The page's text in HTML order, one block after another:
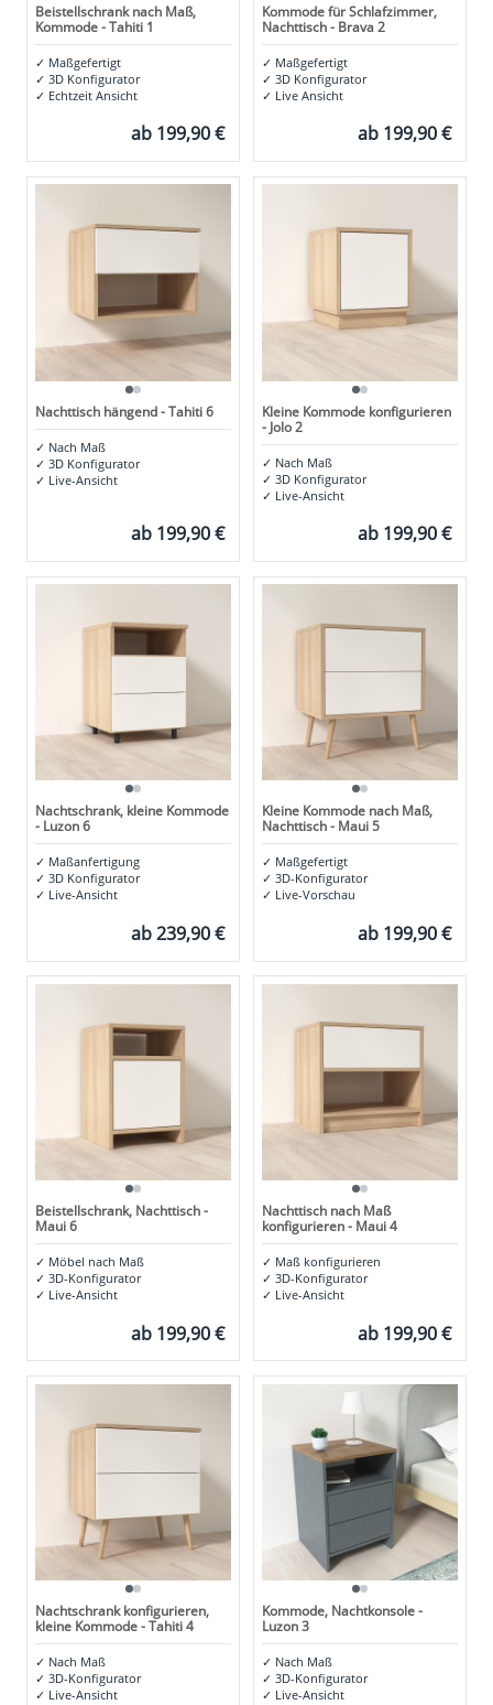
Beistellschrank nach Maß,
Kommode - Tahiti 1
✓ Maßgefertigt
✓ 3D Konfigurator
✓ Echtzeit Ansicht
ab 199,90 €
Kommode für Schlafzimmer,
Nachttisch - Brava 2
✓ Maßgefertigt
✓ 3D Konfigurator
✓ Live Ansicht
ab 199,90 €
Nachttisch hängend - Tahiti 6
✓ Nach Maß
✓ 3D Konfigurator
✓ Live-Ansicht
ab 199,90 €
Kleine Kommode konfigurieren
- Jolo 2
✓ Nach Maß
✓ 3D Konfigurator
✓ Live-Ansicht
ab 199,90 €
Nachtschrank, kleine Kommode
- Luzon 6
✓ Maßanfertigung
✓ 3D Konfigurator
✓ Live-Ansicht
ab239,90 €
Kleine Kommode nach Maß,
Nachttisch - Maui 5
✓ Maßgefertigt
✓ 3D-Konfigurator
✓ Live-Vorschau
ab 199,90 €
Beistellschrank, Nachttisch -
Maui 6
✓ Möbel nach Maß
✓ 3D-Konfigurator
✓ Live-Ansicht
ab 199,90 €
Nachttisch nach Maß
konfigurieren - Maui 4
✓ Maß konfigurieren
✓ 3D-Konfigurator
✓ Live-Ansicht
ab 199,90 €
Nachtschrank konfigurieren,
kleine Kommode - Tahiti 4
✓ Nach Maß
✓ 3D-Konfigurator
✓ Live-Ansicht
Kommode, Nachtkonsole -
Luzon 3
✓ Nach Maß
✓ 3D-Konfigurator
✓ Live-Ansicht